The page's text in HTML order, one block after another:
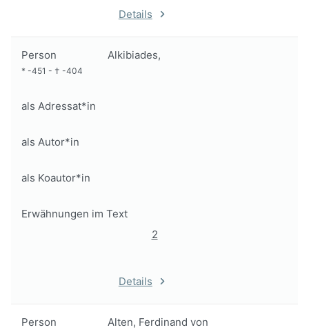
Details
Person Alkibiades,
* -451 - † -404
als Adressat*in
als Autor*in
als Koautor*in
Erwähnungen im Text
2
Details
Person Alten, Ferdinand von